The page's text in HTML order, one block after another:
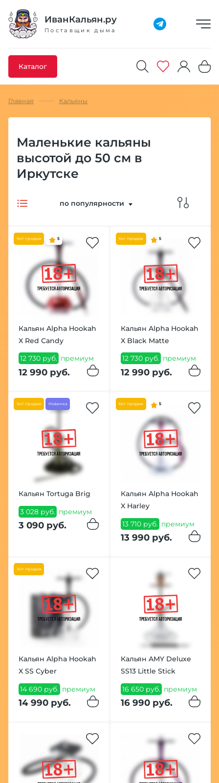
ИванКальян.ру
Поставщик дыма
Каталог
Добавлено максимальное кол-во товара
Главная Кальяны
Маленькие кальяны
высотой до 50 см в
Иркутске
по популярности
Хит продаж 5
Кальян Alpha Hookah
X Red Candy
12 730 руб. премиум
12 990 руб.
Хит продаж 5
Кальян Alpha Hookah
X Black Matte
12 730 руб. премиум
12 990 руб.
Хит продаж Новинка
Кальян Tortuga Brig
3 028 руб. премиум
3 090 руб.
Хит продаж 5
Кальян Alpha Hookah
X Harley
13 710 руб. премиум
13 990 руб.
Хит продаж
Кальян Alpha Hookah
X SS Cyber
14 690 руб. премиум
14 990 руб.
Кальян AMY Deluxe
SS13 Little Stick
16 650 руб. премиум
16 990 руб.